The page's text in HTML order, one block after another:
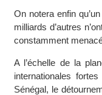
On notera enfin
milliards d’autres
constamment
A l’échelle de la
internationales
Sénégal, le